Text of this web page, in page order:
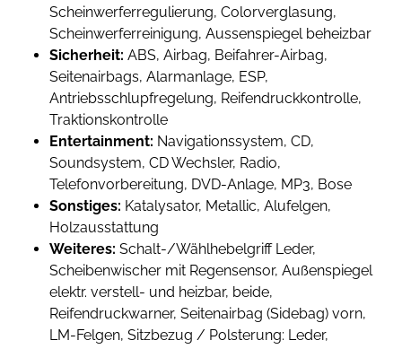
Scheinwerferregulierung, Colorverglasung,
Scheinwerferreinigung, Aussenspiegel beheizbar
Sicherheit: ABS, Airbag, Beifahrer-Airbag,
Seitenairbags, Alarmanlage, ESP,
Antriebsschlupfregelung, Reifendruckkontrolle,
Traktionskontrolle
Entertainment: Navigationssystem, CD,
Soundsystem, CD Wechsler, Radio,
Telefonvorbereitung, DVD-Anlage, MP3, Bose
Sonstiges: Katalysator, Metallic, Alufelgen,
Holzausstattung
Weiteres: Schalt-/Wählhebelgriff Leder,
Scheibenwischer mit Regensensor, Außenspiegel
elektr. verstell- und heizbar, beide,
Reifendruckwarner, Seitenairbag (Sidebag) vorn,
LM-Felgen, Sitzbezug / Polsterung: Leder,